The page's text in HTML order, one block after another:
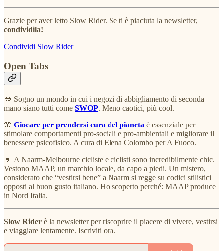
Grazie per aver letto Slow Rider. Se ti è piaciuta la newsletter,
condividila!
Condividi Slow Rider
Open Tabs
🫦 Sogno un mondo in cui i negozi di abbigliamento di seconda
mano siano tutti come SWOP. Meno caotici, più cool.
🌸 Giocare per prendersi cura del pianeta è essenziale per
stimolare comportamenti pro-sociali e pro-ambientali e migliorare il
benessere psicofisico. A cura di Elena Colombo per A Fuoco.
🤌 A Naarm-Melbourne cicliste e ciclisti sono incredibilmente chic.
Vestono MAAP, un marchio locale, da capo a piedi. Un mistero,
considerato che “vestirsi bene” a Naarm si regge su codici stilistici
opposti al buon gusto italiano. Ho scoperto perché: MAAP produce
in Nord Italia.
Slow Rider è la newsletter per riscoprire il piacere di vivere, vestirsi
e viaggiare lentamente. Iscriviti ora.